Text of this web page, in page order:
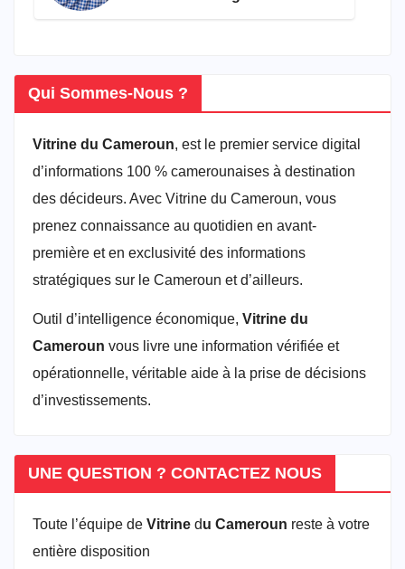
Qui Sommes-Nous ?
Vitrine du Cameroun, est le premier service digital
d’informations 100 % camerounaises à destination
des décideurs. Avec Vitrine du Cameroun, vous
prenez connaissance au quotidien en avant-
première et en exclusivité des informations
stratégiques sur le Cameroun et d’ailleurs.
Outil d’intelligence économique, Vitrine du
Cameroun vous livre une information vérifiée et
opérationnelle, véritable aide à la prise de décisions
d’investissements.
UNE QUESTION ? CONTACTEZ NOUS
Toute l’équipe de Vitrine du Cameroun reste à votre
entière disposition